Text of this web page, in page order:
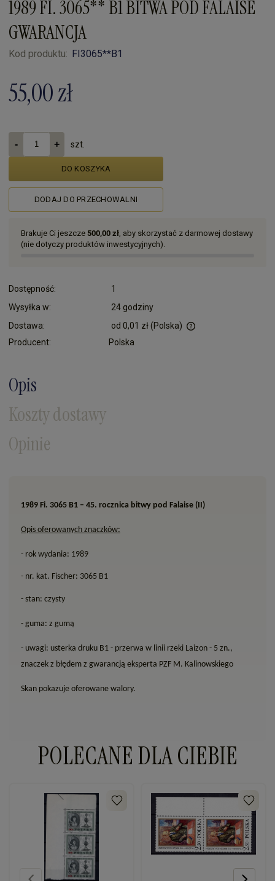
1989 FI. 3065** B1 BITWA POD FALAISE
GWARANCJA
Kod produktu: FI3065**B1
55,00 zł
szt.
DO KOSZYKA
DODAJ DO PRZECHOWALNI
Brakuje Ci jeszcze 500,00 zł , aby skorzystać z darmowej dostawy
(nie dotyczy produktów inwestycyjnych).
Dostępność:
1
Wysyłka w:
24 godziny
Dostawa:
od 0,01 zł(Polska)
Producent: Polska
Opis
Koszty dostawy
Opinie
1989 Fi. 3065 B1 – 45. rocznica bitwy pod Falaise (II)
Opis oferowanych znaczków:
- rok wydania: 1989
- nr. kat. Fischer: 3065 B1
- stan: czysty
- guma: z gumą
- uwagi: usterka druku B1 - przerwa w linii rzeki Laizon - 5 zn.,
znaczek z błędem z gwarancją eksperta PZF M. Kalinowskiego
Skan pokazuje oferowane walory.
POLECANE DLA CIEBIE